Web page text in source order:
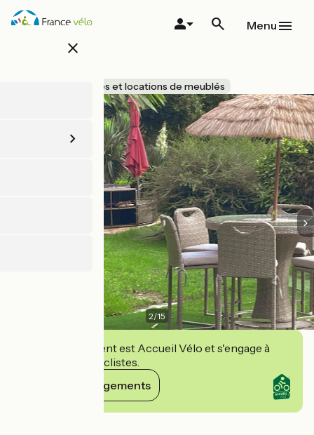
Aller
au
close
Menu
Gîtes et locations de meublés
2/15
Cet établissement est Accueil Vélo et s'engage à
accueillir des cyclistes.
Voir ses engagements